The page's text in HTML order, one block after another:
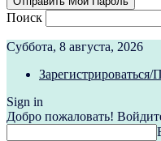
Поиск
Суббота, 8 августа, 2026
Зарегистрироваться/
Sign in
Добро пожаловать!